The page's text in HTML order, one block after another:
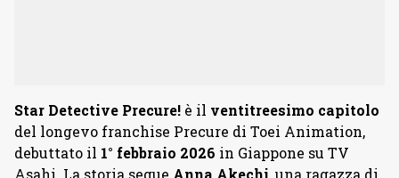
Star Detective Precure! è il ventitreesimo capitolo
del longevo franchise Precure di Toei Animation,
debuttato il 1° febbraio 2026 in Giappone su TV
Asahi. La storia segue Anna Akechi, una ragazza di